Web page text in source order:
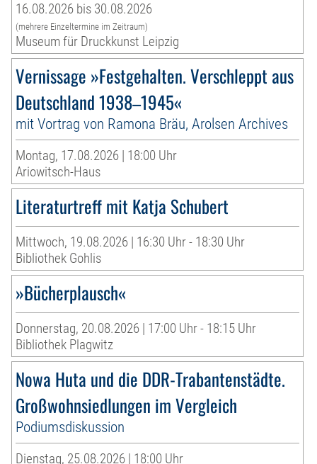
16.08.2026 bis 30.08.2026
(mehrere Einzeltermine im Zeitraum)
Museum für Druckkunst Leipzig
Vernissage »Festgehalten. Verschleppt aus
Deutschland 1938–1945«
mit Vortrag von Ramona Bräu, Arolsen Archives
Montag, 17.08.2026 | 18:00 Uhr
Ariowitsch-Haus
Literaturtreff mit Katja Schubert
Mittwoch, 19.08.2026 | 16:30 Uhr - 18:30 Uhr
Bibliothek Gohlis
»Bücherplausch«
Donnerstag, 20.08.2026 | 17:00 Uhr - 18:15 Uhr
Bibliothek Plagwitz
Nowa Huta und die DDR-Trabantenstädte.
Großwohnsiedlungen im Vergleich
Podiumsdiskussion
Dienstag, 25.08.2026 | 18:00 Uhr